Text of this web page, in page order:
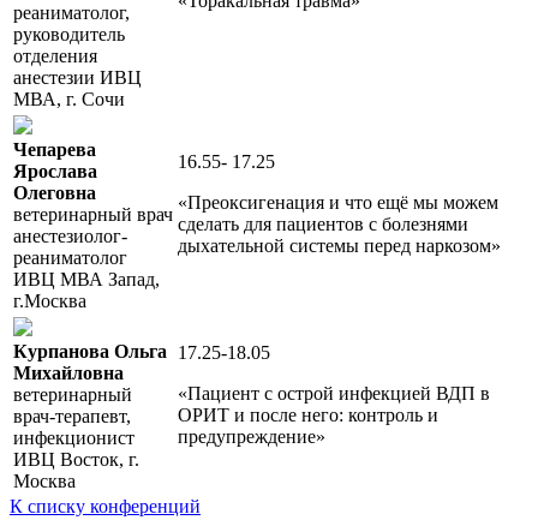
реаниматолог,
руководитель
отделения
анестезии ИВЦ
МВА, г. Сочи
Чепарева
Ярослава
Олеговна
ветеринарный врач
анестезиолог-
реаниматолог
ИВЦ МВА Запад,
г.Москва
16.55- 17.25
«Преоксигенация и что ещё мы можем
сделать для пациентов с болезнями
дыхательной системы перед наркозом»
Курпанова Ольга
Михайловна
ветеринарный
врач-терапевт,
инфекционист
ИВЦ Восток, г.
Москва
17.25-18.05
«Пациент с острой инфекцией ВДП в
ОРИТ и после него: контроль и
предупреждение»
К списку конференций